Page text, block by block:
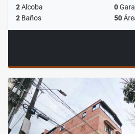
2Alcoba 0
2 Baños 50